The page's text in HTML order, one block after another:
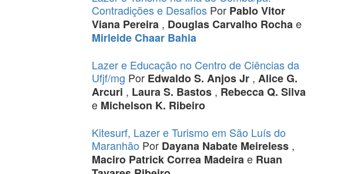
Contradições e Desafios Por Pablo Vitor
Viana Pereira , Douglas Carvalho Rocha e
Mirleide Chaar Bahia
Lazer e Educação no Centro de Ciências da
Ufjf/mg Por Edwaldo S. Anjos Jr, Alice G.
Arcuri , Laura S. Bastos, Rebecca Q. Silva
e Michelson K. Ribeiro
Kitesurf, Lazer e Turismo em São Luís do
Maranhão Por Dayana Nabate Meireless,
Maciro Patrick Correa Madeira e Ruan